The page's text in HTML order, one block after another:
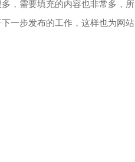
，需要填充的内容也非常多，所
一步发布的工作，这样也为网站